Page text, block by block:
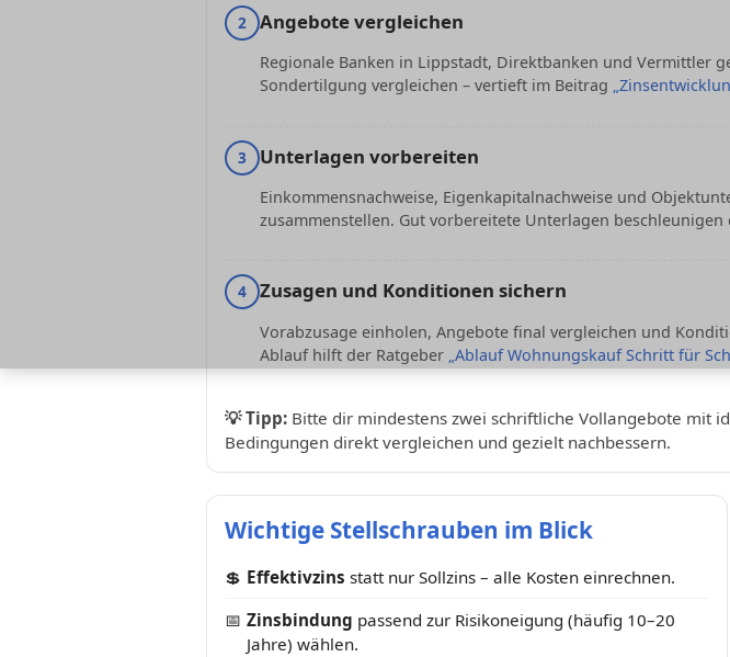
2 Angebote vergleichen
Regionale Banken in Lippstadt, Direktbanken und Vermittler
Sondertilgung vergleichen – vertieft im Beitrag
3 Unterlagen vorbereiten
Einkommensnachweise, Eigenkapitalnachweise und
zusammenstellen. Gut vorbereitete Unterlagen
4 Zusagen und Konditionen sichern
Vorabzusage einholen, Angebote final vergleichen und
Ablauf hilft der Ratgeber „Ablauf Wohnungskauf Schritt für
💡Tipp: Bitte dir mindestens zwei schriftliche Vollangebote mit
Bedingungen direkt vergleichen und gezielt nachbessern.
Wichtige Stellschrauben im Blick
💲 Effektivzins statt nur Sollzins – alle Kosten einrechnen.
📅 Zinsbindung passend zur Risikoneigung (häufig 10–20
Jahre) wählen.